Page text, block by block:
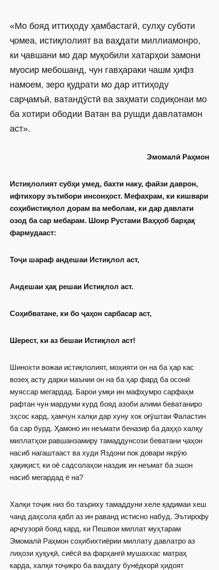
«Мо бояд иттиҳоду ҳамбастагӣ, сулҳу суботи
ҷомеа, истиқлолият ва ваҳдати миллиамонро,
ки ҷавшани мо дар муқобили хатарҳои замони
муосир мебошанд, чун гавҳараки чашм ҳифз
намоем, зеро қудрати мо дар иттиҳоду
сарҷамъӣ, ватандӯстӣ ва заҳмати содиқонаи мо
ба хотири ободии Ватан ва рушди давлатамон
аст».
Эмомалӣ Раҳмон
Истиқлолият субҳи умед, бахти наку, файзи даврон,
ифтихору эътибори инсонҳост. Мефахрам, ки кишвари
соҳибистиқлол дорам ва меболам, ки дар давлати
озод ба сар мебарам. Шоир Рустами Ваҳҳоб барҳақ
фармудааст:
Тоҷи шараф андешаи Истиқлол аст,
Андешаи ҳақ решаи Истиқлол аст.
Соҳибватане, ки бо ҷаҳон сарбасар аст,
Шерест, ки аз бешаи Истиқлол аст!
Шинохти вожаи истиқлолият, моҳия­ти он на ба ҳар кас
возеҳ асту дарки маънии он на ба ҳар фард ба осонӣ
муяссар мегардад. Барои умқи ин маф­ҳумро сарфаҳм
рафтан чун мардуми курд бояд азоби алими беватаниро
эҳсос кард, ҳамчун халқи дар хуну хок оғӯштаи Фаластин
ба сар бурд. Ҳамоно ин неъмати беназир ба даҳҳо халқу
миллатҳои равшанзамиру тамаддунсози беватани ҷаҳон
насиб нагаштааст ва худи Яздони пок довари якрӯю
ҳақиқист, ки оё садсолаҳои наздик ин неъмат ба эшон
насиб мегардад ё на?
Халқи тоҷик низ бо таъриху тамаддуни хеле қадимаи хеш
чанд даҳсола қабл аз ин раванд истисно набуд. Эътирофу
арҷгузорӣ бояд кард, ки Пешвои миллат муҳтарам
Эмомалӣ Раҳмон соҳибихтиёрии миллату давлат­ро аз
лиҳози ҳуқуқӣ, сиёсӣ ва фарҳангӣ мушаххас матраҳ
карда, халқи тоҷикро ба ваҳдату бунёдкорӣ ҳидоят